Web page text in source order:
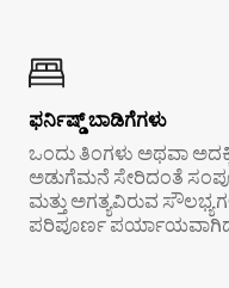
ಫರ್ನಿಷ್ಡ್ ಬಾಡಿಗೆಗಳು
ಒಂದು ತಿಂಗಳು ಅಥವಾ
ಅಡುಗೆಮನೆ ಸೇರಿದಂತೆ
ಮತ್ತು ಅಗತ್ಯವಿರುವ
ಪರಿಪೂರ್ಣ